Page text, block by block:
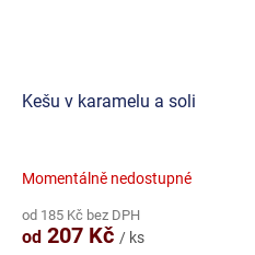
Kešu v karamelu a soli
Momentálně nedostupné
od 185 Kč bez DPH
od 207 Kč / ks